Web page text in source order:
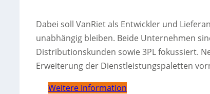
Dabei soll VanRiet als Entwickler und
unabhängig bleiben. Beide Unternehmen
Distributionskunden sowie 3PL fokussiert.
Erweiterung der Dienstleistungspaletten
Weitere Information